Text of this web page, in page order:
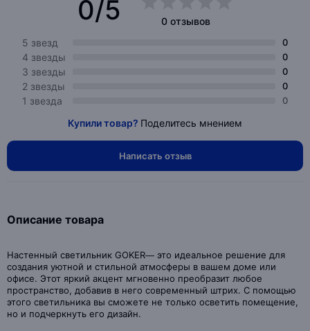
0/5
0 отзывов
5 звезд
0
4 звезды 0
3 звезды 0
2 звезды 0
1 звезда 0
Купили товар? Поделитесь мнением
Написать отзыв
Описание товара
Настенный светильник GOKER— это идеальное решение для
создания уютной и стильной атмосферы в вашем доме или
офисе. Этот яркий акцент мгновенно преобразит любое
пространство, добавив в него современный штрих. С помощью
этого светильника вы сможете не только осветить помещение,
но и подчеркнуть его дизайн.